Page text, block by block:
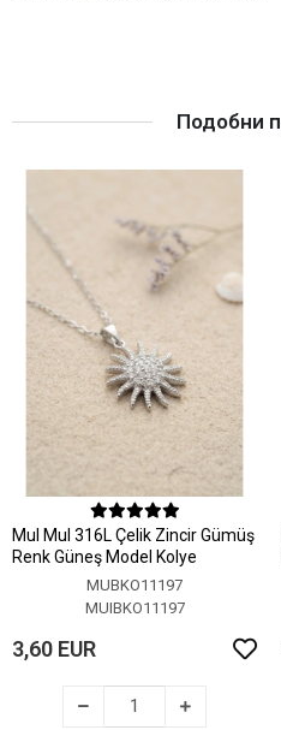
Подобни
MuI MuI 316L Çelik Zincir Gümüş
Renk Güneş Model Kolye
MUBKO11197
MUIBKO11197
3,60 EUR